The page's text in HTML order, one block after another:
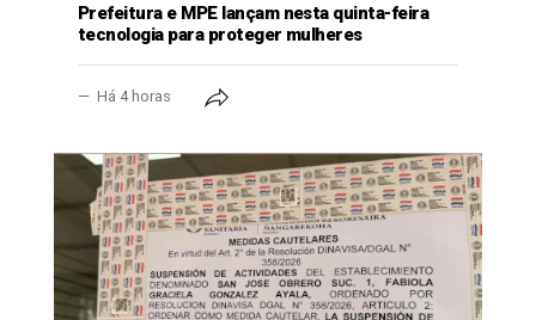
Prefeitura e MPE lançam nesta quinta-feira
tecnologia para proteger mulheres
Há 4 horas